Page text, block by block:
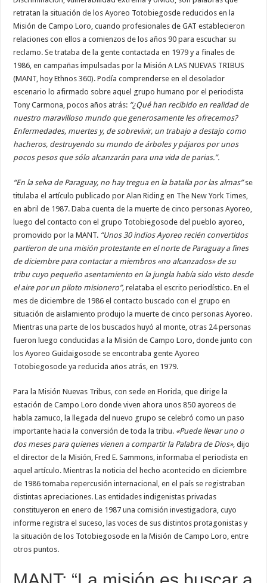
retratan la situación de los Ayoreo Totobiegosde reducidos en la
Misión de Campo Loro, cuando profesionales de GAT establecieron
relaciones con ellos a comienzos de los años 90 para escuchar su
reclamo. Se trataba de la gente contactada en 1979 y a finales de
1986, en campañas impulsadas por la Misión A LAS NUEVAS TRIBUS
(MANT, hoy Ethnos 360). Podía comprenderse en el desolador
escenario lo afirmado sobre aquel grupo humano por el periodista
Tony Carmona, pocos años atrás: “¿Qué han recibido en realidad de
nuestro maravilloso mundo que generosamente les ofrecemos?
Enfermedades, muertes y, de sobrevivir, un trabajo a destajo como
hacheros, destruyendo su mundo de árboles y pájaros por unos
pocos pesos que sólo alcanzarán para una vida de parias.”.
“En la selva de Paraguay, no hay tregua en la batalla por las almas”se
titulaba el artículo publicado por Alan Riding en The New York Times,
en abril de 1987. Daba cuenta de la muerte de cinco personas Ayoreo,
luego del contacto con el grupo Totobiegosode del pueblo ayoreo,
promovido por la MANT. “Unos 30 indios Ayoreo recién convertidos
partieron de una misión protestante en el norte de Paraguay a fines
de diciembre para contactar a miembros «no alcanzados» de su
tribu cuyo pequeño asentamiento en la jungla había sido visto desde
el aire por un piloto misionero”, relataba el escrito periodístico. En el
mes de diciembre de 1986 el contacto buscado con el grupo en
situación de aislamiento produjo la muerte de cinco personas Ayoreo.
Mientras una parte de los buscados huyó al monte, otras 24 personas
fueron luego conducidas a la Misión de Campo Loro, donde junto con
los Ayoreo Guidaigosode se encontraba gente Ayoreo
Totobiegosode ya reducida años atrás, en 1979.
Para la Misión Nuevas Tribus, con sede en Florida, que dirige la
estación de Campo Loro donde viven ahora unos 850 ayoreos de
habla zamuco, la llegada del nuevo grupo se celebró como un paso
importante hacia la conversión de toda la tribu. «Puede llevar uno o
dos meses para quienes vienen a compartir la Palabra de Dios», dijo
el director de la Misión, Fred E. Sammons, informaba el periodista en
aquel artículo. Mientras la noticia del hecho acontecido en diciembre
de 1986 tomaba repercusión internacional, en el país se registraban
distintas apreciaciones. Las entidades indigenistas privadas
constituyeron en enero de 1987 una comisión investigadora, cuyo
informe registra el suceso, las voces de sus distintos protagonistas y
la situación de los Totobiegosode en la Misión de Campo Loro, entre
otros puntos.